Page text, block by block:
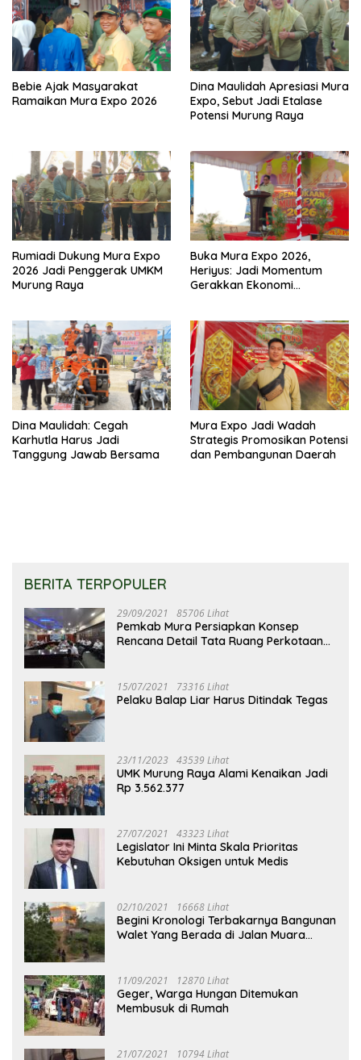
Bebie Ajak Masyarakat
Ramaikan Mura Expo 2026
Dina Maulidah Apresiasi Mura
Expo, Sebut Jadi Etalase
Potensi Murung Raya
Rumiadi Dukung Mura Expo
2026 Jadi Penggerak UMKM
Murung Raya
Buka Mura Expo 2026,
Heriyus: Jadi Momentum
Gerakkan Ekonomi
Dina Maulidah: Cegah
Karhutla Harus Jadi
Tanggung Jawab Bersama
Mura Expo Jadi Wadah
Strategis Promosikan Potensi
dan Pembangunan Daerah
BERITA TERPOPULER
29/09/2021 85706 Lihat
Pemkab Mura Persiapkan Konsep
Rencana Detail Tata Ruang Perkotaan
15/07/2021 73316 Lihat
Pelaku Balap Liar Harus Ditindak Tegas
23/11/2023 43539 Lihat
UMK Murung Raya Alami Kenaikan Jadi
Rp 3.562.377
27/07/2021 43323 Lihat
Legislator Ini Minta Skala Prioritas
Kebutuhan Oksigen untuk Medis
02/10/2021 16668 Lihat
Begini Kronologi Terbakarnya Bangunan
Walet Yang Berada di Jalan Muara
11/09/2021 12870 Lihat
Geger, Warga Hungan Ditemukan
Membusuk di Rumah
21/07/2021 10794 Lihat